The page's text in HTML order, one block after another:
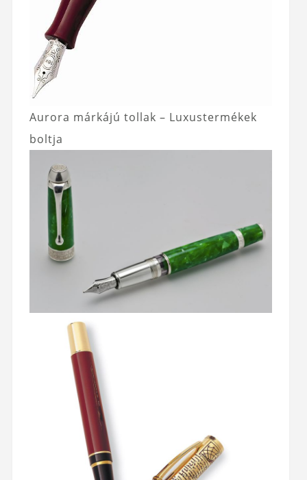
Aurora márkájú tollak – Luxustermékek
boltja